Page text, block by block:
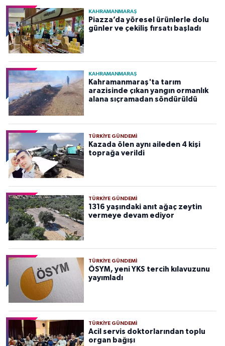
KAHRAMANMARAŞ
Piazza’da yöresel ürünlerle dolu
günler ve çekiliş fırsatı başladı
KAHRAMANMARAŞ
Kahramanmaraş'ta tarım
arazisinde çıkan yangın ormanlık
alana sıçramadan söndürüldü
TÜRKIYE GÜNDEMI
Kazada ölen aynı aileden 4 kişi
toprağa verildi
TÜRKIYE GÜNDEMI
1316 yaşındaki anıt ağaç zeytin
vermeye devam ediyor
TÜRKIYE GÜNDEMI
ÖSYM, yeni YKS tercih kılavuzunu
yayımladı
TÜRKIYE GÜNDEMI
Acil servis doktorlarından toplu
organ bağışı